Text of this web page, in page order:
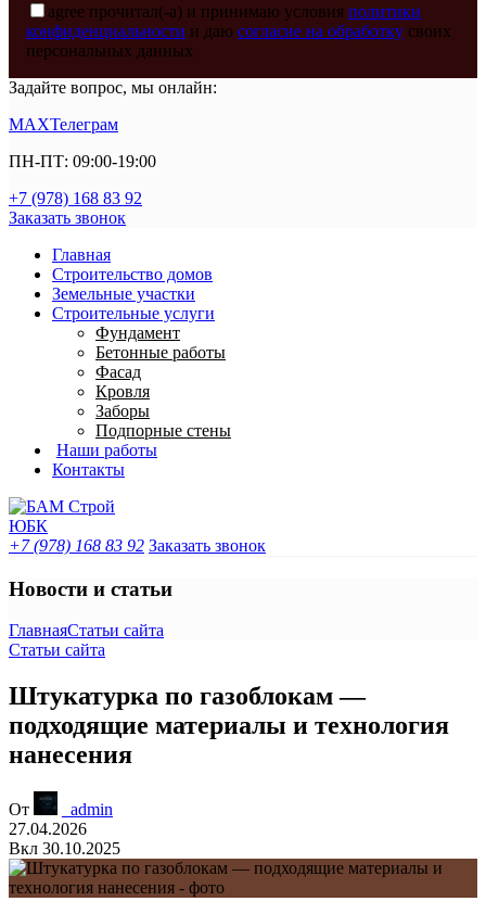
agree прочитал(-а) и принимаю условия политики
конфиденциальности и даю согласие на обработку своих
персональных данных
Задайте вопрос, мы онлайн:
MAXТелеграм
ПН-ПТ: 09:00-19:00
+7 (978) 168 83 92
Заказать звонок
Главная
Строительство домов
Земельные участки
Строительные услуги
Фундамент
Бетонные работы
Фасад
Кровля
Заборы
Подпорные стены
Наши работы
Контакты
+7 (978) 168 83 92 Заказать звонок
Новости и статьи
ГлавнаяСтатьи сайта
Статьи сайта
Штукатурка по газоблокам —
подходящие материалы и технология
нанесения
От
_admin
27.04.2026
Вкл 30.10.2025